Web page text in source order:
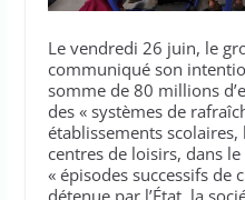
Le vendredi 26 juin, le
communiqué son
somme de 80 millions
des « systèmes de
établissements scolaires,
centres de loisirs, dans
« épisodes successifs de